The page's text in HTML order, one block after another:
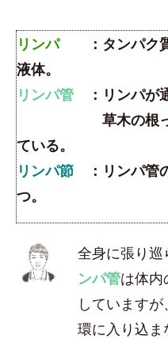
リンパ：タンパク質
液体。
リンパ管 ：リンパが
草木の根っこの
ている。
リンパ節 ：リンパ管
つ。
全身に張り巡
ンパ管は体内
しています
環に入り込ま